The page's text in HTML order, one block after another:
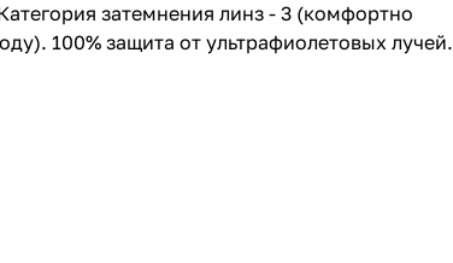
затемнения линз - 3 (комфортно
100% защита от ультрафиолетовых лучей.